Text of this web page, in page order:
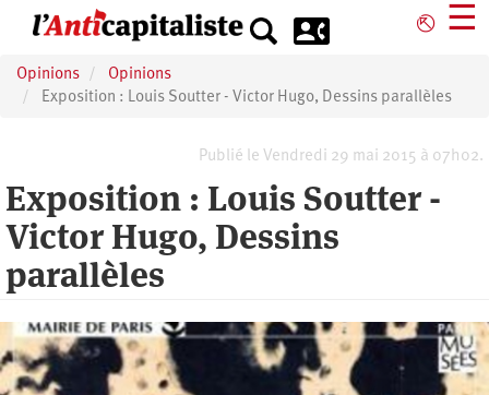
principal
⎋ ☰
Opinions
Opinions
Exposition : Louis Soutter - Victor Hugo, Dessins parallèles
Publié le Vendredi 29 mai 2015 à 07h02.
Exposition : Louis Soutter -
Victor Hugo, Dessins
parallèles